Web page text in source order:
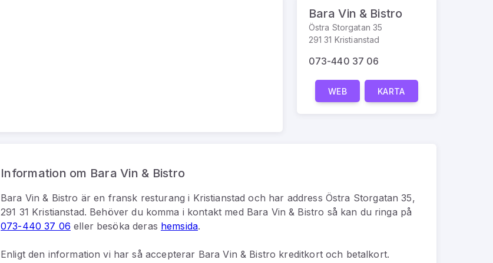
Bara Vin & Bistro
Östra Storgatan 35
291 31 Kristianstad
073-440 37 06
WEB KARTA
Information om Bara Vin & Bistro
Bara Vin & Bistro ären fransk resturang i Kristianstad och har address Östra Storgatan 35,
291 31 Kristianstad. Behöver du komma i kontakt med Bara Vin & Bistro så kan du ringa på
073-440 37 06 eller besöka deras hemsida.
Enligt den information vi har så accepterar Bara Vin & Bistro kreditkort och betalkort.